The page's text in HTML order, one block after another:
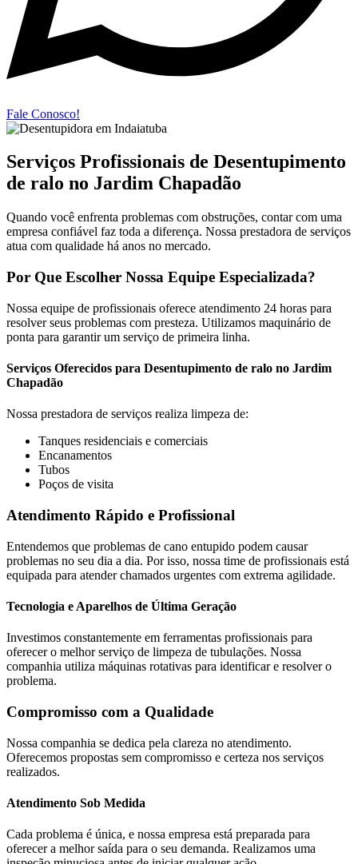
Fale Conosco!
Serviços Profissionais de Desentupimento
de ralo no Jardim Chapadão
Quando você enfrenta problemas com obstruções, contar com uma
empresa confiável faz toda a diferença. Nossa prestadora de serviços
atua com qualidade há anos no mercado.
Por Que Escolher Nossa Equipe Especializada?
Nossa equipe de profissionais oferece atendimento 24 horas para
resolver seus problemas com presteza. Utilizamos maquinário de
ponta para garantir um serviço de primeira linha.
Serviços Oferecidos para Desentupimento de ralo no Jardim
Chapadão
Nossa prestadora de serviços realiza limpeza de:
Tanques residenciais e comerciais
Encanamentos
Tubos
Poços de visita
Atendimento Rápido e Profissional
Entendemos que problemas de cano entupido podem causar
problemas no seu dia a dia. Por isso, nossa time de profissionais está
equipada para atender chamados urgentes com extrema agilidade.
Tecnologia e Aparelhos de Última Geração
Investimos constantemente em ferramentas profissionais para
oferecer o melhor serviço de limpeza de tubulações. Nossa
companhia utiliza máquinas rotativas para identificar e resolver o
problema.
Compromisso com a Qualidade
Nossa companhia se dedica pela clareza no atendimento.
Oferecemos propostas sem compromisso e certeza nos serviços
realizados.
Atendimento Sob Medida
Cada problema é única, e nossa empresa está preparada para
oferecer a melhor saída para o seu demanda. Realizamos uma